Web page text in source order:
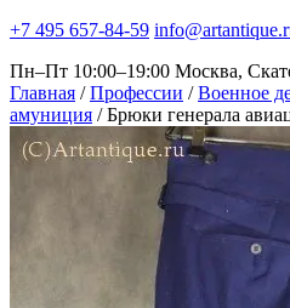
+7 495 657-84-59
Пн–Пт 10:00–19:00 Москва,
Главная / Профессии / Военное
амуниция / Брюки генерала